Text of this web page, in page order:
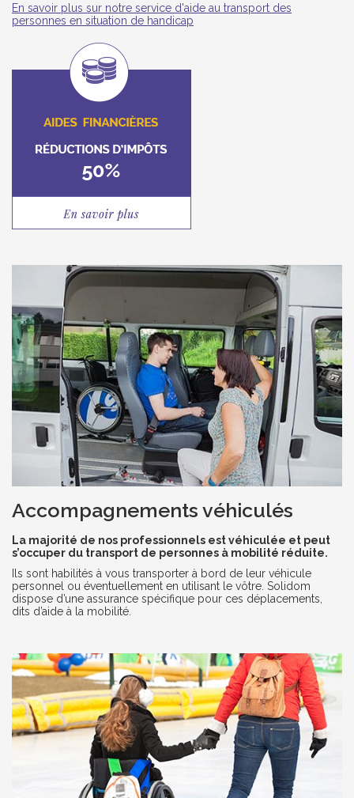
En savoir plus sur notre service d'aide au transport des
personnes en situation de handicap
Accompagnements véhiculés
La majorité de nos professionnels est véhiculée et peut
s’occuper du transport de personnes à mobilité réduite.
Ils sont habilités à vous transporter à bord de leur véhicule
personnel ou éventuellement en utilisant le vôtre. Solidom
dispose d’une assurance spécifique pour ces déplacements,
dits d’aide à la mobilité.